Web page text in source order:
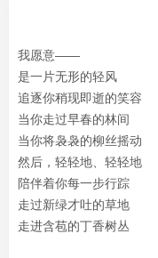
我愿意——
是一片无形的轻风
追逐你稍现即逝的笑容
当你走过早春的林间
当你将袅袅的柳丝摇动
然后，轻轻地、轻轻地
陪伴着你每一步行踪
走过新绿才吐的草地
走进含苞的丁香树丛